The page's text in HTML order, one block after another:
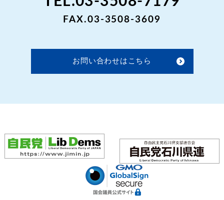
FAX.03-3508-3609
お問い合わせはこちら